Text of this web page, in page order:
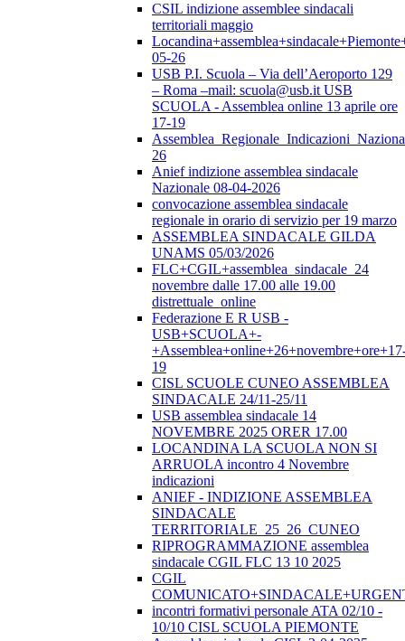
CSIL indizione assemblee sindacali
territoriali maggio
05-26
USB P.I. Scuola – Via dell’Aeroporto 129
– Roma –mail: scuola@usb.it USB
SCUOLA - Assemblea online 13 aprile ore
17-19
26
Anief indizione assemblea sindacale
Nazionale 08-04-2026
convocazione assemblea sindacale
regionale in orario di servizio per 19 marzo
ASSEMBLEA SINDACALE GILDA
UNAMS 05/03/2026
FLC+CGIL+assemblea_sindacale_24
novembre dalle 17.00 alle 19.00
distrettuale_online
Federazione E R USB -
USB+SCUOLA+-
19
CISL SCUOLE CUNEO ASSEMBLEA
SINDACALE 24/11-25/11
USB assemblea sindacale 14
NOVEMBRE 2025 ORER 17.00
LOCANDINA LA SCUOLA NON SI
ARRUOLA incontro 4 Novembre
indicazioni
ANIEF - INDIZIONE ASSEMBLEA
SINDACALE
TERRITORIALE_25_26_CUNEO
RIPROGRAMMAZIONE assemblea
sindacale CGIL FLC 13 10 2025
CGIL
incontri formativi personale ATA 02/10 -
10/10 CISL SCUOLA PIEMONTE